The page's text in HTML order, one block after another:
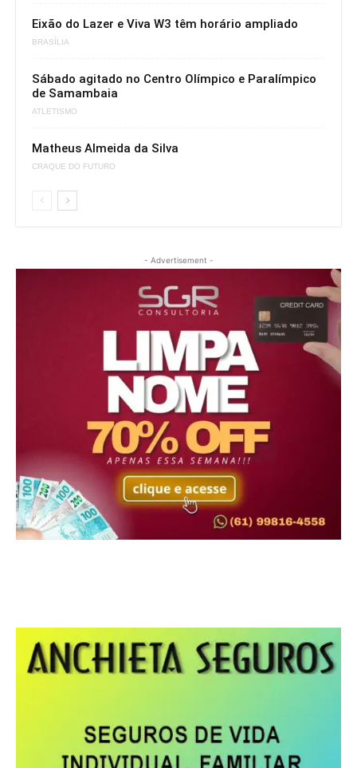
Eixão do Lazer e Viva W3 têm horário ampliado
BRASÍLIA
Sábado agitado no Centro Olímpico e Paralímpico
de Samambaia
ATLETISMO
Matheus Almeida da Silva
CRAQUE DO FUTURO
- Advertisement -